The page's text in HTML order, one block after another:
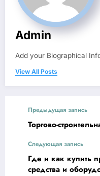
Admin
Add your Biographical
View All Posts
Предыдущая запись
Торгово-
Следующая запись
Где и как купить
средства и